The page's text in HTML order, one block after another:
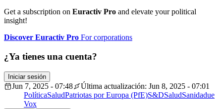
Get a subscription on Euractiv Pro and elevate your political
insight!
Discover Euractiv Pro For corporations
¿Ya tienes una cuenta?
Iniciar sesión
Jun 7, 2025 - 07:48
Última actualización: Jun 8, 2025 - 07:01
PolíticaSaludPatriotas por Europa (PfE)S&DSaludSanidadue
Vox